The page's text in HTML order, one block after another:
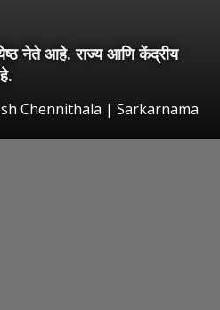
नेते आहे. राज्य आणि केंद्रीय
Chennithala | Sarkarnama